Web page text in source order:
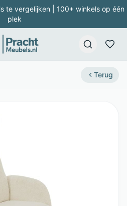
te vergelijken | 100+ winkels op één
plek
Terug